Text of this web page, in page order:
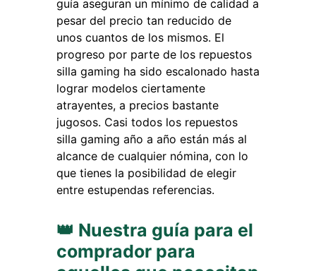
guía aseguran un mínimo de calidad a
pesar del precio tan reducido de
unos cuantos de los mismos. El
progreso por parte de los repuestos
silla gaming ha sido escalonado hasta
lograr modelos ciertamente
atrayentes, a precios bastante
jugosos. Casi todos los repuestos
silla gaming año a año están más al
alcance de cualquier nómina, con lo
que tienes la posibilidad de elegir
entre estupendas referencias.
👑 Nuestra guía para el
comprador para